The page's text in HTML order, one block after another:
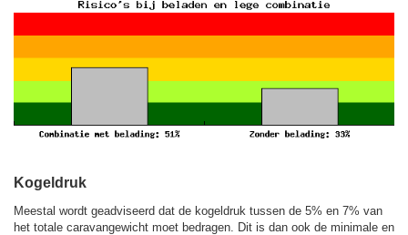
Kogeldruk
Meestal wordt geadviseerd dat de kogeldruk tussen de 5% en 7% van
het totale caravangewicht moet bedragen. Dit is dan ook de minimale en